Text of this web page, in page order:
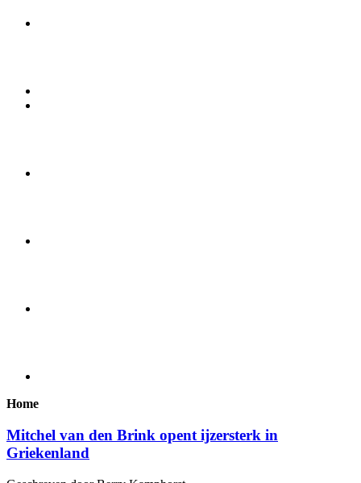
Home
Mitchel van den Brink opent ijzersterk in
Griekenland